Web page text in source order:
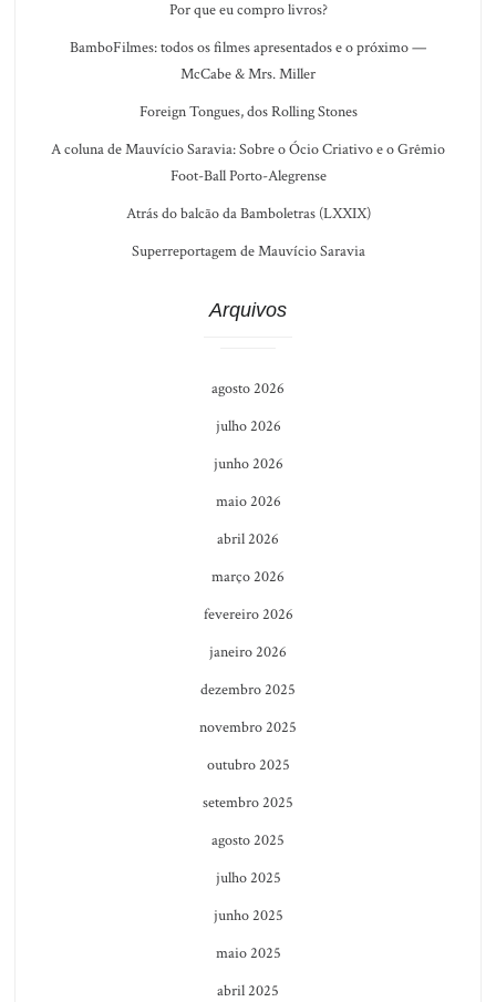
Por que eu compro livros?
BamboFilmes: todos os filmes apresentados e o próximo —
McCabe & Mrs. Miller
Foreign Tongues, dos Rolling Stones
A coluna de Mauvício Saravia: Sobre o Ócio Criativo e o Grêmio
Foot-Ball Porto-Alegrense
Atrás do balcão da Bamboletras (LXXIX)
Superreportagem de Mauvício Saravia
Arquivos
agosto 2026
julho 2026
junho 2026
maio 2026
abril 2026
março 2026
fevereiro 2026
janeiro 2026
dezembro 2025
novembro 2025
outubro 2025
setembro 2025
agosto 2025
julho 2025
junho 2025
maio 2025
abril 2025